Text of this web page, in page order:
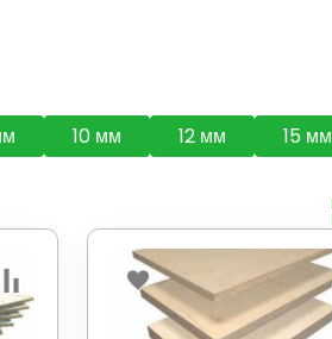
10 мм 12 мм
15 мм